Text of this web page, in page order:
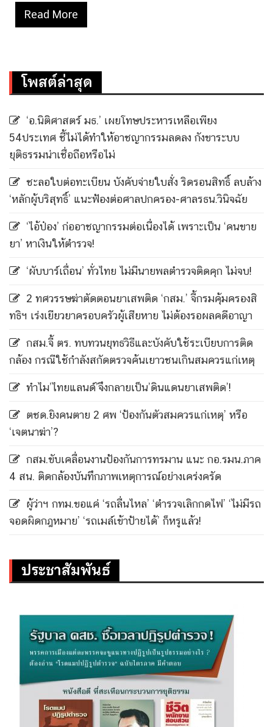
Read More
โพสต์ล่าสุด
‘อ.นิติศาสตร์ มธ.’ เผยโทษประหารเหลือเพียง
54ประเทศ ชี้ไม่ได้ทำให้อาชญากรรมลดลง กังขาระบบ
ยุติธรรมน่าเชื่อถือหรือไม่
ชะลอใบต่อทะเบียน บังคับจ่ายใบสั่ง ริดรอนสิทธิ์ ลบล้าง
‘หลักผู้บริสุทธิ์’ แนะฟ้องต่อศาลปกครอง-ศาลรธน.วินิจฉัย
‘ไอ้ป๋อง’ ก่ออาชญากรรมต่อเนื่องได้ เพราะเป็น ‘คนขาย
ยา’ หาเงินให้ตำรวจ!
‘ผับบาร์เถื่อน’ ทั่วไทย ไม่มีนายพลตำรวจติดคุก ไม่จบ!
2 ทศวรรษฆ่าตัดตอนยาเสพติด ‘กสม.’ จี้กรมคุ้มครองสิ
ทธิฯ เร่งเยียวยาครอบครัวผู้เสียหาย ไม่ต้องรอผลคดีอาญา
กสม.จี้ ตร. ทบทวนยุทธวิธีและบังคับใช้ระเบียบการติด
กล้อง กรณีใช้กำลังสกัดตรวจค้นเยาวชนเกินสมควรแก่เหตุ
ทำไม’ไทยแลนด์’จึงกลายเป็น’ดินแดนยาเสพติด’!
ตชด.ยิงคนตาย 2 ศพ ‘ป้องกันตัวสมควรแก่เหตุ’ หรือ
‘เจตนาฆ่า’?
กสม.ขับเคลื่อนงานป้องกันการทรมาน แนะ กอ.รมน.ภาค
4 สน. ติดกล้องบันทึกภาพเหตุการณ์อย่างเคร่งครัด
ผู้ว่าฯ กทม.ขอแค่ ‘รถลื่นไหล’ ‘ตำรวจเลิกกดไฟ’ ‘ไม่มีรถ
จอดผิดกฎหมาย’ ‘รถเมล์เข้าป้ายได้’ ก็หรูแล้ว!
ประชาสัมพันธ์